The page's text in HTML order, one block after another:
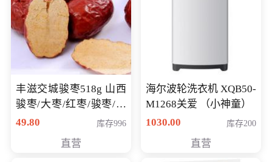
丰滋交城骏枣518g 山西
骏枣/大枣/红枣/骏枣/热
销千件/
49.80 库存996
直营
海尔波轮洗衣机 XQB50-
M1268关爱 （小神童）
1030.00
库存200
直营